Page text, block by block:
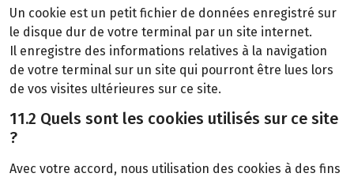
Un cookie est un petit fichier de données enregistré sur
le disque dur de votre terminal par un site internet.
Il enregistre des informations relatives à la navigation
de votre terminal sur un site qui pourront être lues lors
de vos visites ultérieures sur ce site.
11.2 Quels sont les cookies utilisés sur ce site
?
Avec votre accord, nous utilisation des cookies à des fins